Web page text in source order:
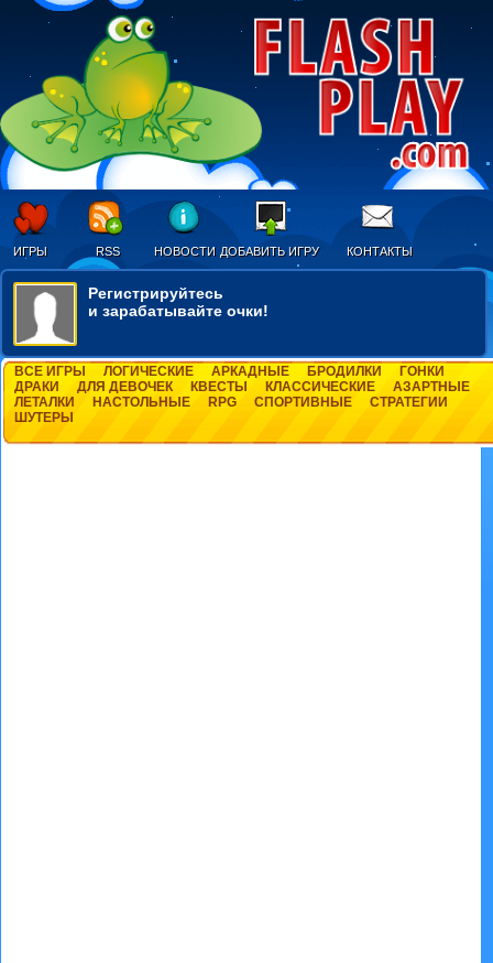
ИГРЫ RSS НОВОСТИ ДОБАВИТЬ ИГРУ КОНТАКТЫ
Регистрируйтесь
и зарабатывайте очки!
ВСЕ ИГРЫ ЛОГИЧЕСКИЕ АРКАДНЫЕ БРОДИЛКИ
ГОНКИ
ДРАКИ
ДЛЯ ДЕВОЧЕК КВЕСТЫ КЛАССИЧЕСКИЕ
АЗАРТНЫЕ
ЛЕТАЛКИ
НАСТОЛЬНЫЕ RPG СПОРТИВНЫЕ
СТРАТЕГИИ
ШУТЕРЫ